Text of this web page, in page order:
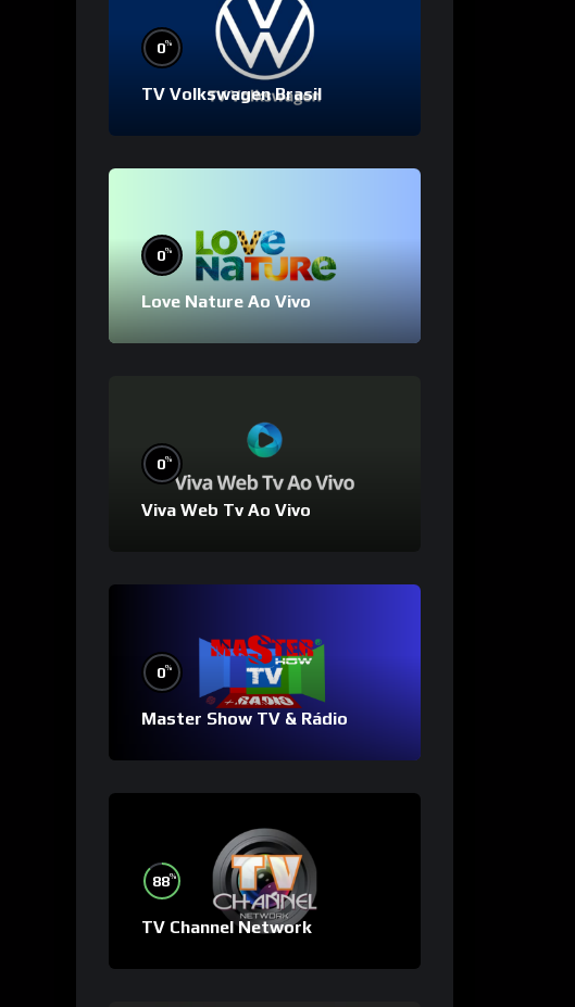
0%
TV Volkswagen Brasil
0%
Love Nature Ao Vivo
0%
Viva Web Tv Ao Vivo
0%
Master Show TV & Rádio
88%
TV Channel Network